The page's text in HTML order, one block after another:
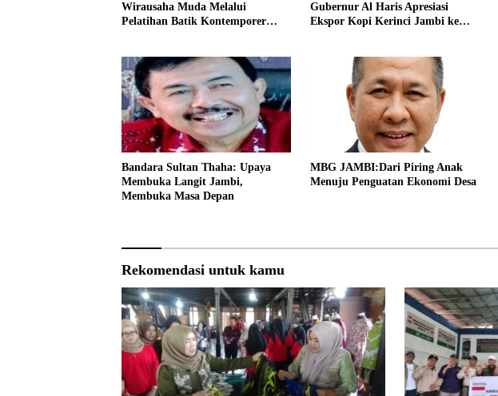
Wirausaha Muda Melalui
Pelatihan Batik Kontemporer
Gubernur Al Haris Apresiasi
Ekspor Kopi Kerinci Jambi ke
Bandara Sultan Thaha: Upaya
Membuka Langit Jambi,
Membuka Masa Depan
MBG JAMBI:Dari Piring Anak
Menuju Penguatan Ekonomi Desa
Rekomendasi untuk kamu